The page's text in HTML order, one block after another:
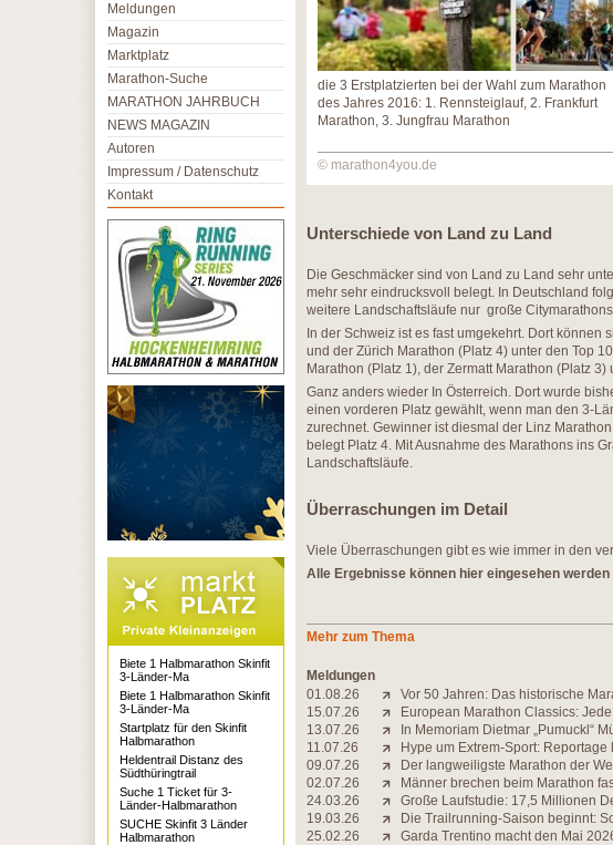
die 3 Erstplatzierten bei der Wahl zum Marathon
des Jahres 2016: 1. Rennsteiglauf, 2. Frankfurt
Marathon, 3. Jungfrau Marathon
© marathon4you.de
Unterschiede von Land zu Land
Die Geschmäcker sind von Land zu Land sehr
mehr sehr eindrucksvoll belegt. In Deutschland
weitere Landschaftsläufe nur große
In der Schweiz ist es fast umgekehrt. Dort
und der Zürich Marathon (Platz 4) unter den Top
Marathon (Platz 1), der Zermatt Marathon (Platz
Ganz anders wieder In Österreich. Dort wurde
einen vorderen Platz gewählt, wenn man den 3-
zurechnet. Gewinner ist diesmal der Linz
belegt Platz 4. Mit Ausnahme des Marathons ins
Landschaftsläufe.
Überraschungen im Detail
Viele Überraschungen gibt es wie immer in den
Alle Ergebnisse können hier eingesehen werden
Mehr zum Thema
Meldungen
01.08.26
Vor 50 Jahren: Das historische
15.07.26
European Marathon Classics:
13.07.26
In Memoriam Dietmar „Pumuckl“
11.07.26
Hype um Extrem-Sport:
09.07.26
Der langweiligste Marathon der
02.07.26
Männer brechen beim Marathon
24.03.26
Große Laufstudie: 17,5 Millionen
19.03.26
Die Trailrunning-Saison beginnt:
25.02.26
Garda Trentino macht den Mai
Meldungen
Magazin
Marktplatz
Marathon-Suche
MARATHON JAHRBUCH
NEWS MAGAZIN
Autoren
Impressum / Datenschutz
Kontakt
Biete 1 Halbmarathon Skinfit
3-Länder-Ma
Biete 1 Halbmarathon Skinfit
3-Länder-Ma
Startplatz für den Skinfit
Halbmarathon
Heldentrail Distanz des
Südthüringtrail
Suche 1 Ticket für 3-
Länder-Halbmarathon
SUCHE Skinfit 3 Länder
Halbmarathon